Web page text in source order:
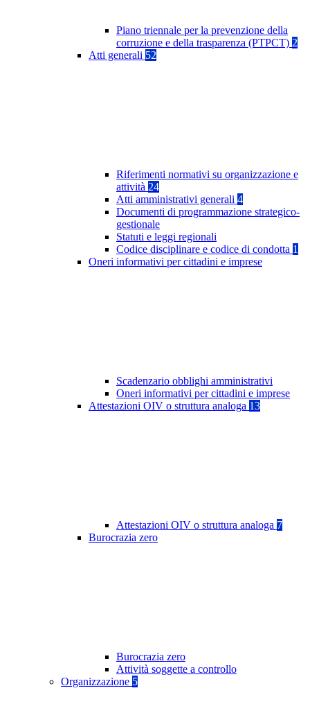
Piano triennale per la prevenzione della
corruzione e della trasparenza (PTPCT) 2
Atti generali 52
Riferimenti normativi su organizzazione e
attività 24
Atti amministrativi generali 4
Documenti di programmazione strategico-
gestionale
Statuti e leggi regionali
Codice disciplinare e codice di condotta 1
Oneri informativi per cittadini e imprese
Scadenzario obblighi amministrativi
Oneri informativi per cittadini e imprese
Attestazioni OIV o struttura analoga 13
Attestazioni OIV o struttura analoga 7
Burocrazia zero
Burocrazia zero
Attività soggette a controllo
Organizzazione 5